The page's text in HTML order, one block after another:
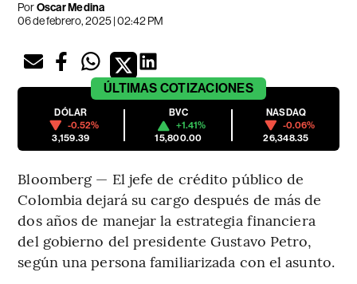
PorOscar Medina
06 de febrero, 2025 | 02:42 PM
ÚLTIMAS COTIZACIONES
DÓLAR
-0.52%
3,159.39
BVC
+1.41%
15,800.00
NASDAQ
-0.06%
26,348.35
Bloomberg — El jefe de crédito público de
Colombia dejará su cargo después de más de
dos años de manejar la estrategia financiera
del gobierno del presidente Gustavo Petro,
según una persona familiarizada con el asunto.